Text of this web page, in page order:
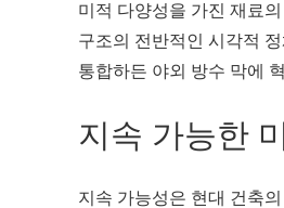
미적 다양성을 가진 재료
구조의 전반적인 시각적
통합하든 야외 방수 막에
지속 가능한
지속 가능성은 현대 건축